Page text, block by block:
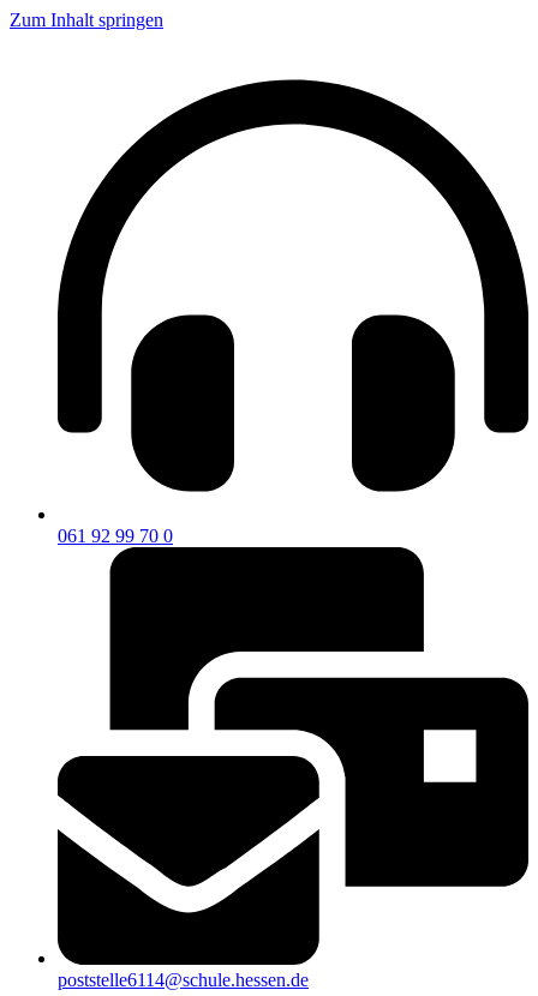
Zum Inhalt springen
061 92 99 70 0
poststelle6114@schule.hessen.de